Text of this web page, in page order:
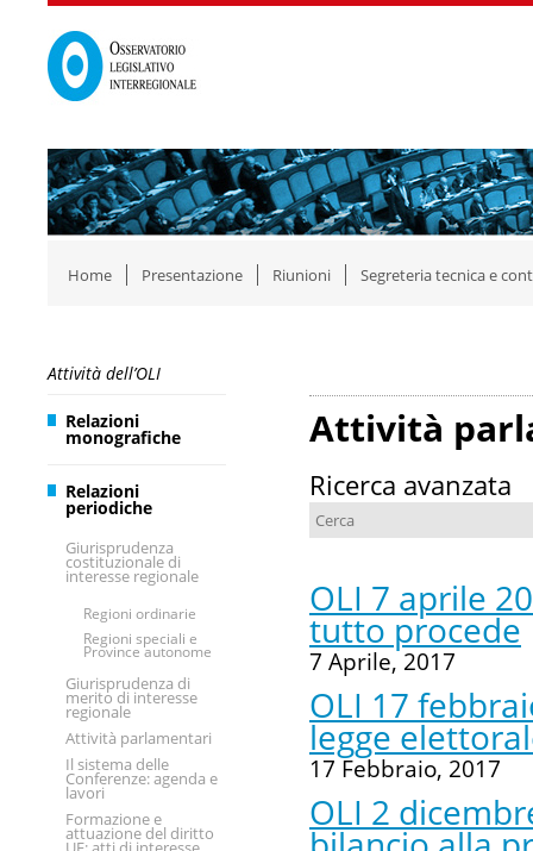
Home Presentazione Riunioni Segreteria tecnica e
Attività dell’OLI
Relazioni
monografiche
Relazioni
periodiche
Giurisprudenza
costituzionale di
interesse regionale
Regioni ordinarie
Regioni speciali e
Province autonome
Giurisprudenza di
merito di interesse
regionale
Attività parlamentari
Il sistema delle
Conferenze: agenda e
lavori
Formazione e
attuazione del diritto
Attività
Ricerca avanzata
OLI 7 aprile
tutto procede
7 Aprile, 2017
OLI 17
legge
17 Febbraio, 2017
OLI 2